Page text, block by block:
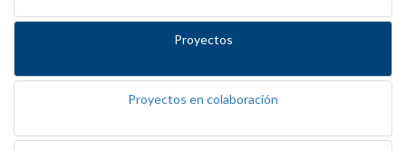
Proyectos
Proyectos en colaboración